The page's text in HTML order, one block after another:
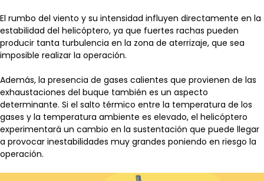
El rumbo del viento y su intensidad influyen directamente en la
estabilidad del helicóptero, ya que fuertes rachas pueden
producir tanta turbulencia en la zona de aterrizaje, que sea
imposible realizar la operación.
Además, la presencia de gases calientes que provienen de las
exhaustaciones del buque también es un aspecto
determinante. Si el salto térmico entre la temperatura de los
gases y la temperatura ambiente es elevado, el helicóptero
experimentará un cambio en la sustentación que puede llegar
a provocar inestabilidades muy grandes poniendo en riesgo la
operación.